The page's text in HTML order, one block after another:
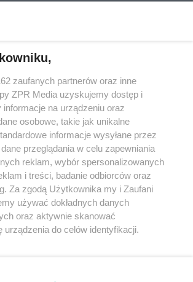
w serwisie nie może być powielany i
dalej rozpowszechniany w jakikolwiek sposób (w
lub mechaniczny) na jakimkolwiek polu
formie, włącznie z umieszczaniem w
zgody właściciela praw. Jakiekolwiek użycie lub
w całości lub w części z naruszeniem prawa,
jest zabronione pod groźbą kary i może być
zaufanych partnerów oraz inne
ZPR Media uzyskujemy dostęp i
informacje na urządzeniu oraz
osobowe, takie jak unikalne
informacje wysyłane przez
przeglądania w celu zapewniania
reklam, wybór spersonalizowanych
i treści, badanie odbiorców oraz
Za zgodą Użytkownika my i Zaufani
używać dokładnych danych
oraz aktywnie skanować
do celów identyfikacji.